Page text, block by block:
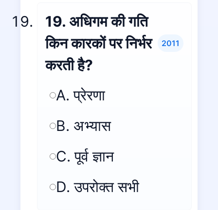
19. अधिगम की गति
किन कारकों पर निर्भर
करती है?
2011
A. प्रेरणा
B. अभ्यास
C. पूर्व ज्ञान
D. उपरोक्त सभी